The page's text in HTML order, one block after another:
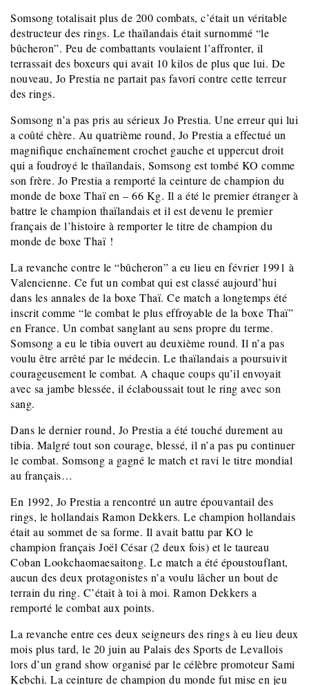
Somsong totalisait plus de 200 combats, c’était un véritable
destructeur des rings. Le thaïlandais était surnommé “le
bûcheron”. Peu de combattants voulaient l’affronter, il
terrassait des boxeurs qui avait 10 kilos de plus que lui. De
nouveau, Jo Prestia ne partait pas favori contre cette terreur
des rings.
Somsong n’a pas pris au sérieux Jo Prestia. Une erreur qui lui
a coûté chère. Au quatrième round, Jo Prestia a effectué un
magnifique enchaînement crochet gauche et uppercut droit
qui a foudroyé le thaïlandais, Somsong est tombé KO comme
son frère. Jo Prestia a remporté la ceinture de champion du
monde de boxe Thaï en – 66 Kg. Il a été le premier étranger à
battre le champion thaïlandais et il est devenu le premier
français de l’histoire à remporter le titre de champion du
monde de boxe Thaï !
La revanche contre le “bûcheron” a eu lieu en février 1991 à
Valencienne. Ce fut un combat qui est classé aujourd’hui
dans les annales de la boxe Thaï. Ce match a longtemps été
inscrit comme “le combat le plus effroyable de la boxe Thaï”
en France. Un combat sanglant au sens propre du terme.
Somsong a eu le tibia ouvert au deuxième round. Il n’a pas
voulu être arrêté par le médecin. Le thaïlandais a poursuivit
courageusement le combat. A chaque coups qu’il envoyait
avec sa jambe blessée, il éclaboussait tout le ring avec son
sang.
Dans le dernier round, Jo Prestia a été touché durement au
tibia. Malgré tout son courage, blessé, il n’a pas pu continuer
le combat. Somsong a gagné le match et ravi le titre mondial
au français…
En 1992, Jo Prestia a rencontré un autre épouvantail des
rings, le hollandais Ramon Dekkers. Le champion hollandais
était au sommet de sa forme. Il avait battu par KO le
champion français Joël César (2 deux fois) et le taureau
Coban Lookchaomaesaitong. Le match a été époustouflant,
aucun des deux protagonistes n’a voulu lâcher un bout de
terrain du ring. C’était à toi à moi. Ramon Dekkers a
remporté le combat aux points.
La revanche entre ces deux seigneurs des rings à eu lieu deux
mois plus tard, le 20 juin au Palais des Sports de Levallois
lors d’un grand show organisé par le célèbre promoteur Sami
Kebchi. La ceinture de champion du monde fut mise en jeu